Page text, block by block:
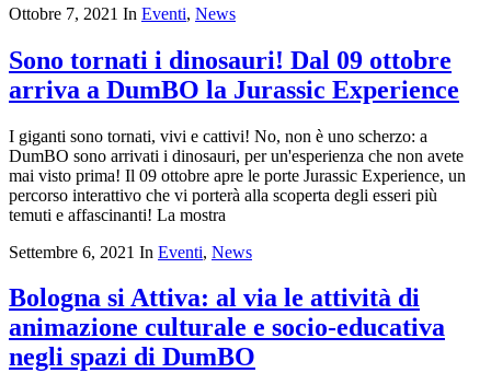
Ottobre 7, 2021 In Eventi, News
Sono tornati i dinosauri! Dal 09 ottobre
arriva a DumBO la Jurassic Experience
I giganti sono tornati, vivi e cattivi! No, non è uno scherzo: a
DumBO sono arrivati i dinosauri, per un'esperienza che non avete
mai visto prima! Il 09 ottobre apre le porte Jurassic Experience, un
percorso interattivo che vi porterà alla scoperta degli esseri più
temuti e affascinanti! La mostra
Settembre 6, 2021 In Eventi, News
Bologna si Attiva: al via le attività di
animazione culturale e socio-educativa
negli spazi di DumBO